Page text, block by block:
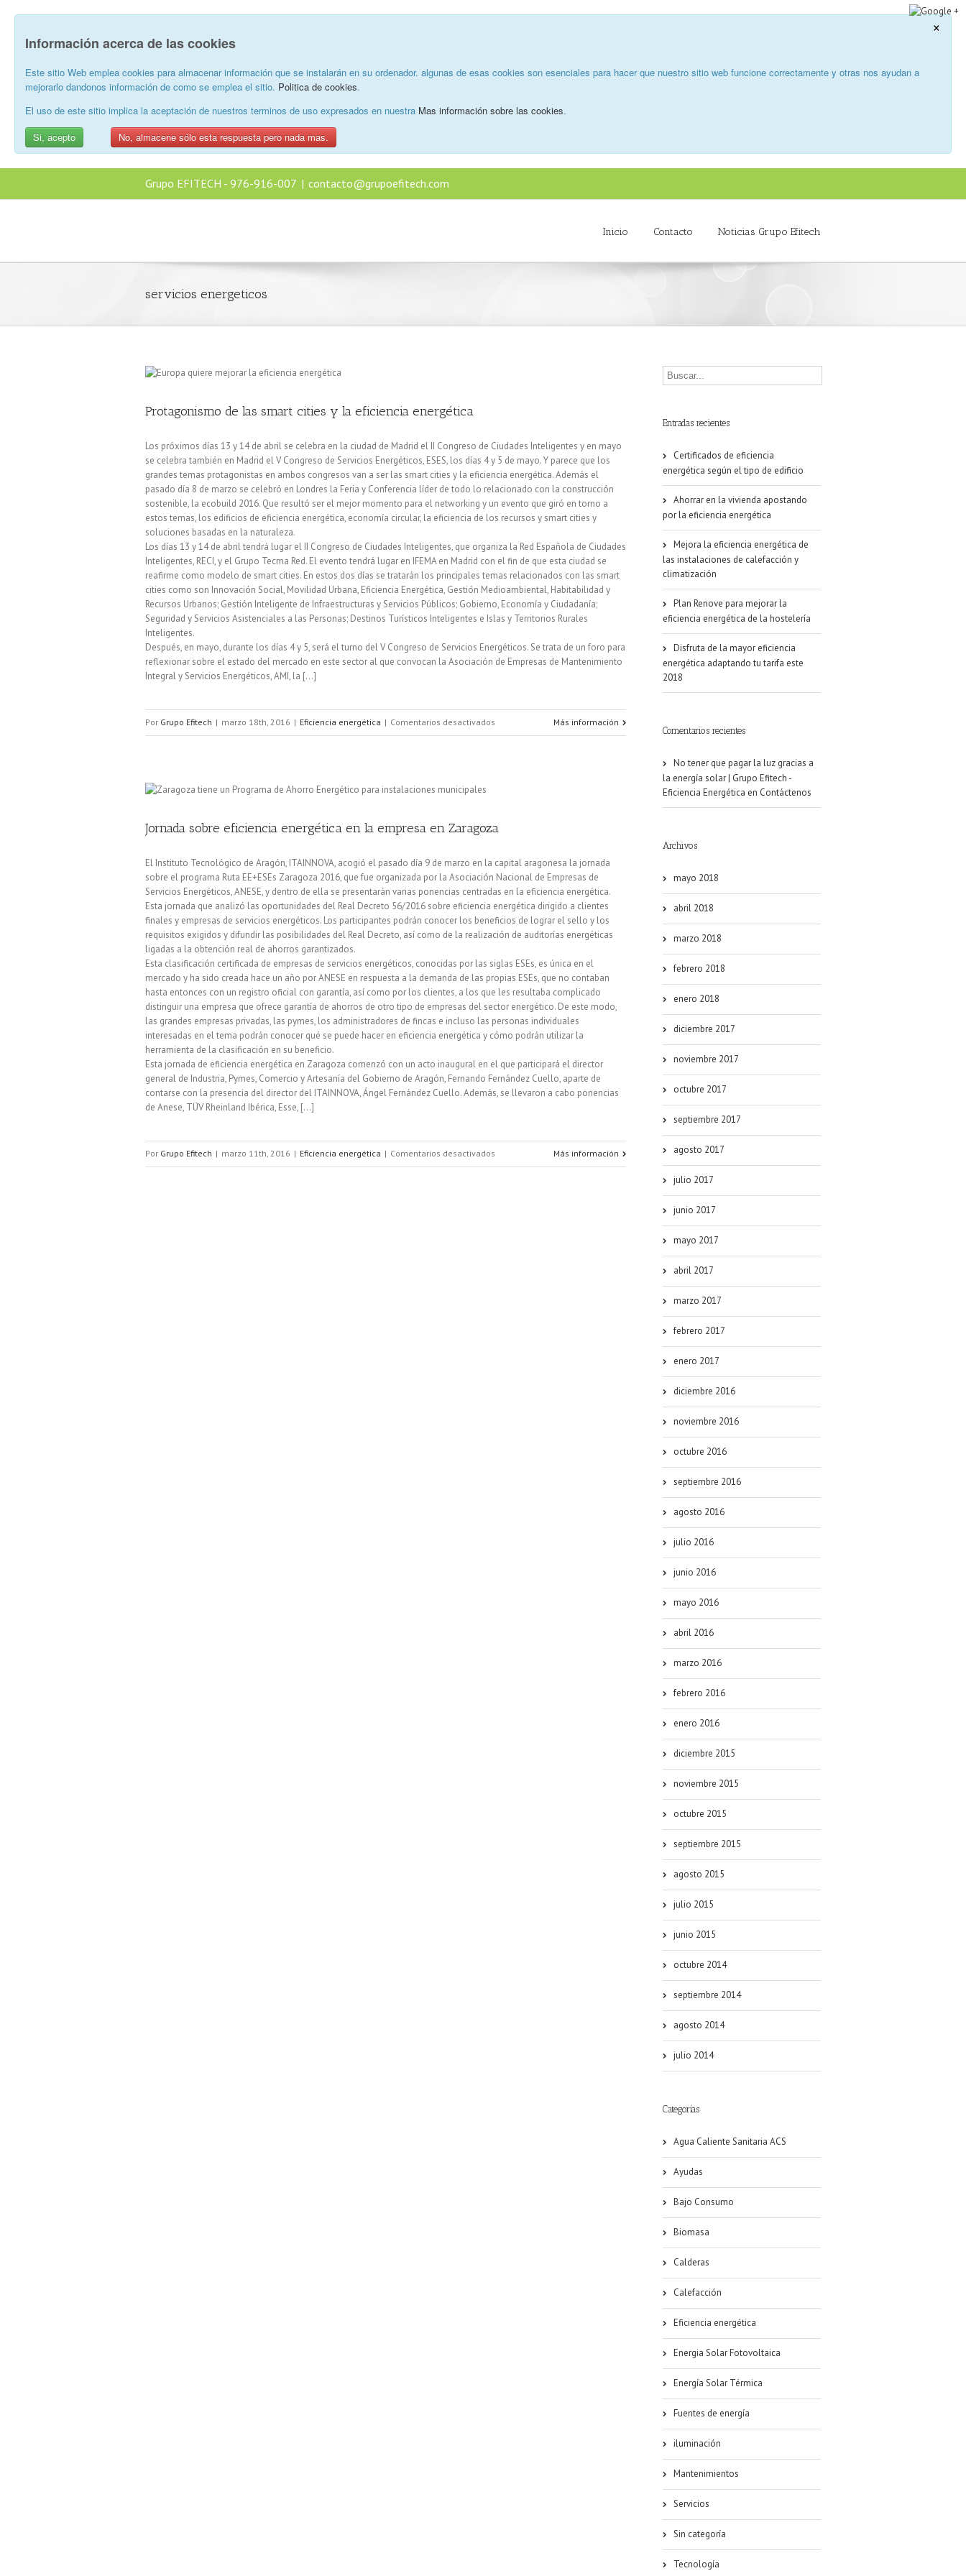
×
Información acerca de las cookies
Este sitio Web emplea cookies para almacenar información que se instalarán en su ordenador. algunas de esas cookies son esenciales para hacer que nuestro sitio web funcione correctamente y otras nos ayudan a
mejorarlo dandonos información de como se emplea el sitio. Politica de cookies.
El uso de este sitio implica la aceptación de nuestros terminos de uso expresados en nuestra Mas información sobre las cookies.
Si, acepto
No, almacene sólo esta respuesta pero nada mas.
Grupo EFITECH - 976-916-007 | contacto@grupoefitech.com
Inicio Contacto Noticias Grupo Efitech
servicios energeticos
Protagonismo de las smart cities y la eficiencia energética
Los próximos días 13 y 14 de abril se celebra en la ciudad de Madrid el II Congreso de Ciudades Inteligentes y en mayo
se celebra también en Madrid el V Congreso de Servicios Energéticos, ESES, los días 4 y 5 de mayo. Y parece que los
grandes temas protagonistas en ambos congresos van a ser las smart cities y la eficiencia energética. Además el
pasado día 8 de marzo se celebró en Londres la Feria y Conferencia líder de todo lo relacionado con la construcción
sostenible, la ecobuild 2016. Que resultó ser el mejor momento para el networking y un evento que giró en torno a
estos temas, los edificios de eficiencia energética, economía circular, la eficiencia de los recursos y smart cities y
soluciones basadas en la naturaleza.
Los días 13 y 14 de abril tendrá lugar el II Congreso de Ciudades Inteligentes, que organiza la Red Española de Ciudades
Inteligentes, RECI, y el Grupo Tecma Red. El evento tendrá lugar en IFEMA en Madrid con el fin de que esta ciudad se
reafirme como modelo de smart cities. En estos dos días se tratarán los principales temas relacionados con las smart
cities como son Innovación Social, Movilidad Urbana, Eficiencia Energética, Gestión Medioambiental, Habitabilidad y
Recursos Urbanos; Gestión Inteligente de Infraestructuras y Servicios Públicos; Gobierno, Economía y Ciudadanía;
Seguridad y Servicios Asistenciales a las Personas; Destinos Turísticos Inteligentes e Islas y Territorios Rurales
Inteligentes.
Después, en mayo, durante los días 4 y 5, será el turno del V Congreso de Servicios Energéticos. Se trata de un foro para
reflexionar sobre el estado del mercado en este sector al que convocan la Asociación de Empresas de Mantenimiento
Integral y Servicios Energéticos, AMI, la [...]
Por Grupo Efitech | marzo 18th, 2016 | Eficiencia energética | Comentarios desactivados
y
la
eficiencia
energética
Más información
Jornada sobre eficiencia energética en la empresa en Zaragoza
El Instituto Tecnológico de Aragón, ITAINNOVA, acogió el pasado día 9 de marzo en la capital aragonesa la jornada
sobre el programa Ruta EE+ESEs Zaragoza 2016, que fue organizada por la Asociación Nacional de Empresas de
Servicios Energéticos, ANESE, y dentro de ella se presentarán varias ponencias centradas en la eficiencia energética.
Esta jornada que analizó las oportunidades del Real Decreto 56/2016 sobre eficiencia energética dirigido a clientes
finales y empresas de servicios energéticos. Los participantes podrán conocer los beneficios de lograr el sello y los
requisitos exigidos y difundir las posibilidades del Real Decreto, así como de la realización de auditorías energéticas
ligadas a la obtención real de ahorros garantizados.
Esta clasificación certificada de empresas de servicios energéticos, conocidas por las siglas ESEs, es única en el
mercado y ha sido creada hace un año por ANESE en respuesta a la demanda de las propias ESEs, que no contaban
hasta entonces con un registro oficial con garantía, así como por los clientes, a los que les resultaba complicado
distinguir una empresa que ofrece garantía de ahorros de otro tipo de empresas del sector energético. De este modo,
las grandes empresas privadas, las pymes, los administradores de fincas e incluso las personas individuales
interesadas en el tema podrán conocer qué se puede hacer en eficiencia energética y cómo podrán utilizar la
herramienta de la clasificación en su beneficio.
Esta jornada de eficiencia energética en Zaragoza comenzó con un acto inaugural en el que participará el director
general de Industria, Pymes, Comercio y Artesanía del Gobierno de Aragón, Fernando Fernández Cuello, aparte de
contarse con la presencia del director del ITAINNOVA, Ángel Fernández Cuello. Además, se llevaron a cabo ponencias
de Anese, TÜV Rheinland Ibérica, Esse, [...]
Por Grupo Efitech | marzo 11th, 2016 | Eficiencia energética | Comentarios desactivados Más información
Entradas recientes
Certificados de eficiencia
energética según el tipo de edificio
Ahorrar en la vivienda apostando
por la eficiencia energética
Mejora la eficiencia energética de
las instalaciones de calefacción y
climatización
Plan Renove para mejorar la
eficiencia energética de la hostelería
Disfruta de la mayor eficiencia
energética adaptando tu tarifa este
2018
Comentarios recientes
No tener que pagar la luz gracias a
la energía solar | Grupo Efitech -
Eficiencia Energética en Contáctenos
Archivos
mayo 2018
abril 2018
marzo 2018
febrero 2018
enero 2018
diciembre 2017
noviembre 2017
octubre 2017
septiembre 2017
agosto 2017
julio 2017
junio 2017
mayo 2017
abril 2017
marzo 2017
febrero 2017
enero 2017
diciembre 2016
noviembre 2016
octubre 2016
septiembre 2016
agosto 2016
julio 2016
junio 2016
mayo 2016
abril 2016
marzo 2016
febrero 2016
enero 2016
diciembre 2015
noviembre 2015
octubre 2015
septiembre 2015
agosto 2015
julio 2015
junio 2015
octubre 2014
septiembre 2014
agosto 2014
julio 2014
Categorías
Agua Caliente Sanitaria ACS
Ayudas
Bajo Consumo
Biomasa
Calderas
Calefacción
Eficiencia energética
Energia Solar Fotovoltaica
Energía Solar Térmica
Fuentes de energía
iluminación
Mantenimientos
Servicios
Sin categoría
Tecnología